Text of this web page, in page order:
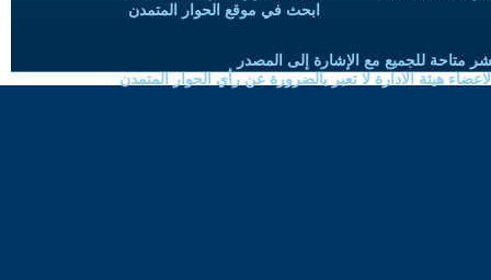
ابحث في موقع الحوار المتمدن
متاحة للجميع مع الإشارة إلى المصدر
هيئة الادارة لا تعبر بالضرورة عن رأي الحوار المتمدن